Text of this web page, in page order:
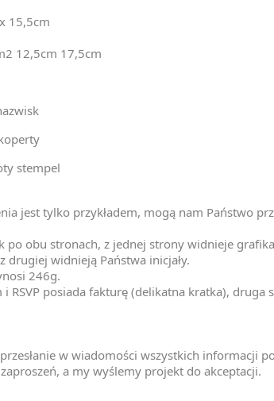
15,5cm
12,5cm 17,5cm
stempel
jest tylko przykładem, mogą nam Państwo
po obu stronach, z jednej strony widnieje
drugiej widnieją Państwa inicjały.
246g.
i RSVP posiada fakturę (delikatna kratka), druga
w wiadomości wszystkich informacji
a my wyślemy projekt do akceptacji.